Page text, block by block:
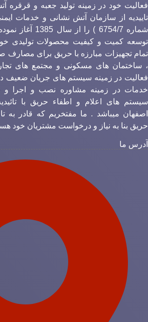
خود در زمینه تولید جعبه و قرقره
از سازمان آتش نشانی و خدمات
شماره 6754/7 ) را
کمیت و کیفیت محصولات تولیدی
تجهیزات مبارزه با حریق برای مصارف
ساختمان های مسکونی و مجتمع های
در زمینه سیستم های جریان ضعیف
در زمینه مشاوره نصب و اجرا
های اعلام و اطفاء حریق با
میباشد . ما مفتخریم که قادر به
بنا به نیاز و درخواست مشتریان خود
ما